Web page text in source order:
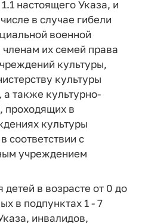
настоящего Указа, и
в случае гибели
военной
их семей права
культуры,
культуры
также культурно-
проходящих в
культуры
соответствии с
учреждением
в возрасте от 0 до
в подпунктах 1 - 7
инвалидов,